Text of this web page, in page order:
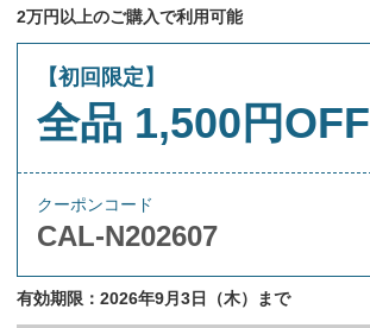
2万円以上のご購入で利用可能
【初回限定】
全品 1,500円OFF
クーポンコード
CAL-N202607
有効期限：2026年9月3日（木）まで